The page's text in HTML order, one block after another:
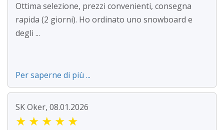
Ottima selezione, prezzi convenienti, consegna
rapida (2 giorni). Ho ordinato uno snowboard e
degli ...
Per saperne di più ...
SK Oker, 08.01.2026
★ ★ ★ ★ ★